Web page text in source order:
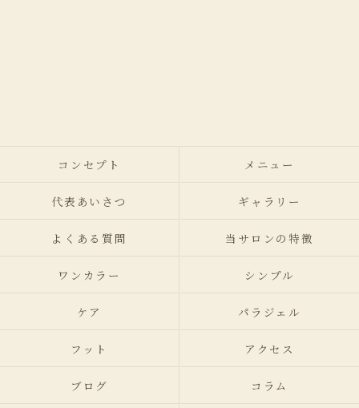
コンセプト メニュー
代表あいさつ ギャラリー
よくある質問 当サロンの特徴
ワンカラー シンプル
ケア パラジェル
フット アクセス
ブログ コラム